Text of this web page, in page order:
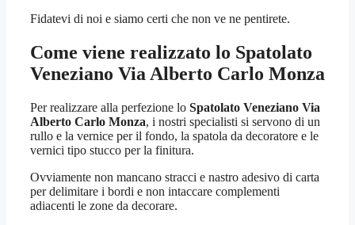
Fidatevi di noi e siamo certi che non ve ne pentirete.
Come viene realizzato lo Spatolato
Veneziano Via Alberto Carlo Monza
Per realizzare alla perfezione lo Spatolato Veneziano Via
Alberto Carlo Monza, i nostri specialisti si servono di un
rullo e la vernice per il fondo, la spatola da decoratore e le
vernici tipo stucco per la finitura.
Ovviamente non mancano stracci e nastro adesivo di carta
per delimitare i bordi e non intaccare complementi
adiacenti le zone da decorare.